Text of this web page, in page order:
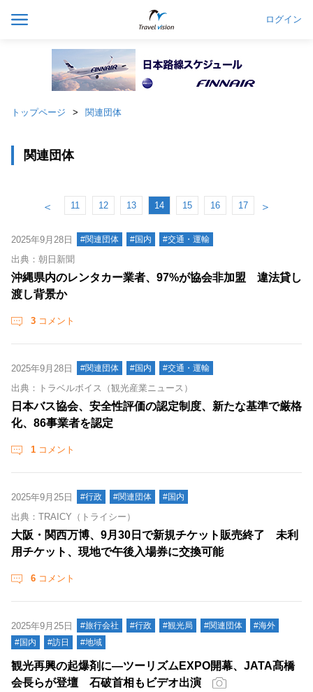
ログイン
トップページ 関連団体
関連団体
＜ 11 12 13 14 15 16 17 ＞
2025年9月28日 #関連団体 #国内 #交通・運輸
出典：朝日新聞
沖縄県内のレンタカー業者、97%が協会非加盟 違法貸し
渡し背景か
3 コメント
2025年9月28日 #関連団体 #国内 #交通・運輸
出典：トラベルボイス（観光産業ニュース）
日本バス協会、安全性評価の認定制度、新たな基準で厳格
化、86事業者を認定
1 コメント
2025年9月25日 #行政 #関連団体 #国内
出典：TRAICY（トライシー）
大阪・関西万博、9月30日で新規チケット販売終了 未利
用チケット、現地で午後入場券に交換可能
6 コメント
2025年9月25日 #旅行会社 #行政 #観光局 #関連団体
#海外
#国内
#訪日 #地域
観光再興の起爆剤に―ツーリズムEXPO開幕、JATA髙橋
会長らが登壇 石破首相もビデオ出演